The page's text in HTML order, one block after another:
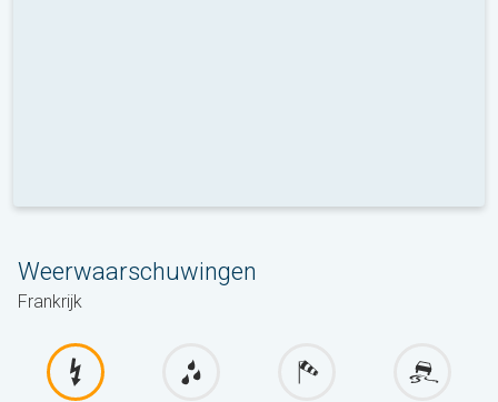
Weerwaarschuwingen
Frankrijk